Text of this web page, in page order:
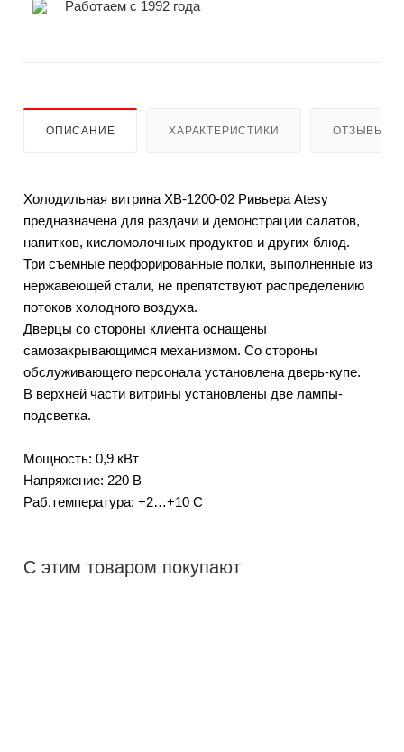
Работаем с 1992 года
ОПИСАНИЕ ХАРАКТЕРИСТИКИ ОТЗЫВЫ
Холодильная витрина ХВ-1200-02 Ривьера Atesy
предназначена для раздачи и демонстрации салатов,
напитков, кисломолочных продуктов и других блюд.
Три съемные перфорированные полки, выполненные из
нержавеющей стали, не препятствуют распределению
потоков холодного воздуха.
Дверцы со стороны клиента оснащены
самозакрывающимся механизмом. Со стороны
обслуживающего персонала установлена дверь-купе.
В верхней части витрины установлены две лампы-
подсветка.
Мощность: 0,9 кВт
Напряжение: 220 В
Раб.температура: +2…+10 С
С этим товаром покупают